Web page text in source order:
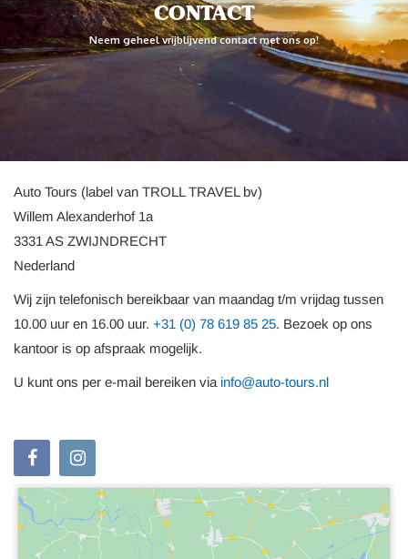
CONTACT
Neem geheel vrijblijvend contact met ons op!
Auto Tours (label van TROLL TRAVEL bv)
Willem Alexanderhof 1a
3331 AS ZWIJNDRECHT
Nederland
Wij zijn telefonisch bereikbaar van maandag t/m vrijdag tussen
10.00 uur en 16.00 uur. +31 (0) 78 619 85 25. Bezoek op ons
kantoor is op afspraak mogelijk.
U kunt ons per e-mail bereiken via info@auto-tours.nl